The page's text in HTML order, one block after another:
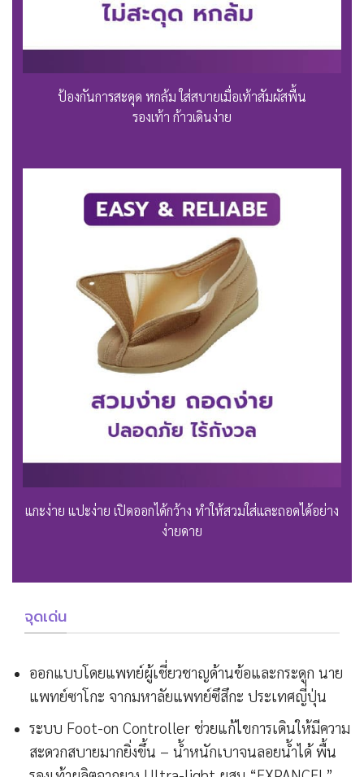
ป้องกันการสะดุด หกล้ม ใส่สบายเมื่อเท้าสัมผัสพื้น
รองเท้า ก้าวเดินง่าย
แกะง่าย แปะง่าย เปิดออกได้กว้าง ทำให้สวมใส่และถอดได้อย่าง
ง่ายดาย
จุดเด่น
ออกแบบโดยแพทย์ผู้เชี่ยวชาญด้านข้อและกระดูก นาย
แพทย์ซาโกะ จากมหาลัยแพทย์ซึสึกะ ประเทศญี่ปุ่น
ระบบ Foot-on Controller ช่วยแก้ไขการเดินให้มีความ
สะดวกสบายมากยิ่งขึ้น – น้ำหนักเบาจนลอยน้ำได้ พื้น